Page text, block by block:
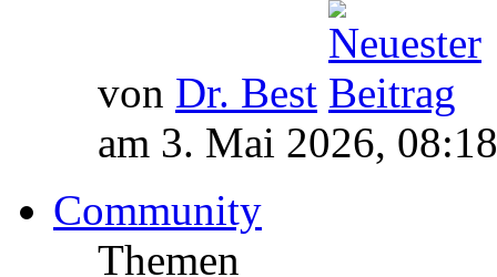
von Dr. Best
am 3. Mai 2026, 08:18
Community
Themen